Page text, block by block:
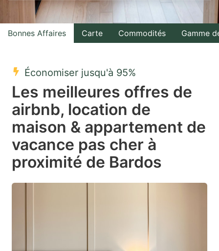
interact
with
the
select
date.
Press
question
mark
key
interact
with
the
select
a
date.
Press
question
mark
key
the
keyboard
Bonnes Affaires Carte Commodités Gamme
Économiser jusqu'à 95%
Les meilleures offres de
airbnb, location de
maison & appartement de
vacance pas cher à
proximité de Bardos